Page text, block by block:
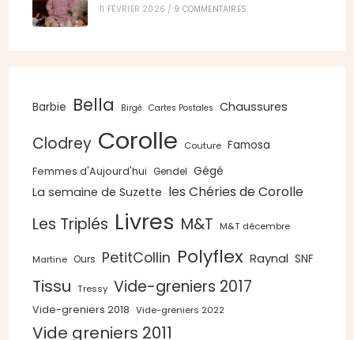
11 FÉVRIER 2026 / 9 COMMENTAIRES
Barbie Bella Birgé Cartes Postales Chaussures
Clodrey Corolle Couture Famosa
Femmes d'Aujourd'hui Gendel Gégé
La semaine de Suzette les Chéries de Corolle
Les Triplés Livres M&T M&T décembre
Martine Ours PetitCollin Polyflex Raynal SNF
Tissu Tressy Vide-greniers 2017
Vide-greniers 2018 Vide-greniers 2022
Vide greniers 2011